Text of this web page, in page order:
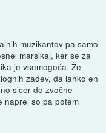
muzikantov pa samo
marsikaj, ker se za
je vsemogoča. Že
zadev, da lahko en
sicer do zvočne
naprej so pa potem